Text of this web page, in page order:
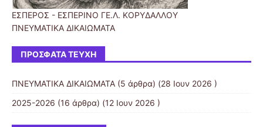
ΕΣΠΕΡΟΣ - ΕΣΠΕΡΙΝΟ ΓΕ.Λ. ΚΟΡΥΔΑΛΛΟΥ
ΠΝΕΥΜΑΤΙΚΑ ΔΙΚΑΙΩΜΑΤΑ
ΠΡΌΣΦΑΤΑ ΤΕΎΧΗ
ΠΝΕΥΜΑΤΙΚΑ ΔΙΚΑΙΩΜΑΤΑ (5 άρθρα) (28 Ιουν 2026 )
2025-2026 (16 άρθρα) (12 Ιουν 2026 )